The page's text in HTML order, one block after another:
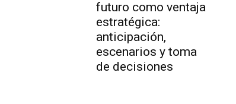
futuro como ventaja
estratégica:
anticipación,
escenarios y toma
de decisiones